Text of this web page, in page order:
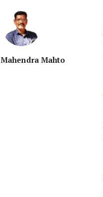
Mahendra Mahto